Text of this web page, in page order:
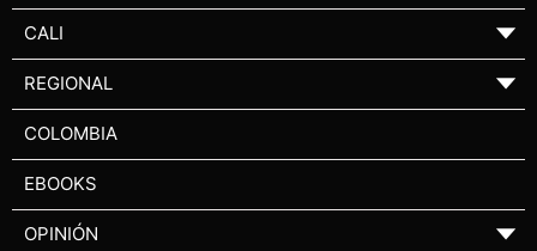
CALI ▼
REGIONAL ▼
COLOMBIA
EBOOKS
OPINIÓN ▼